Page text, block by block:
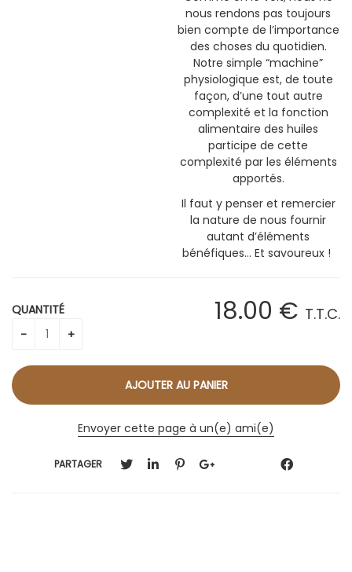
nous rendons pas toujours
bien compte de l’importance
des choses du quotidien.
Notre simple “machine”
physiologique est, de toute
façon, d’une tout autre
complexité et la fonction
alimentaire des huiles
participe de cette
complexité par les éléments
apportés.
Il faut y penser et remercier
la nature de nous fournir
autant d’éléments
bénéfiques… Et savoureux !
18.00 € T.T.C.
QUANTITÉ
Envoyer cette page à un(e) ami(e)
PARTAGER